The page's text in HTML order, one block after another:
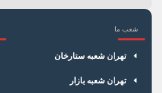
شعب ما
تهران شعبه ستارخان
تهران شعبه بازار
×